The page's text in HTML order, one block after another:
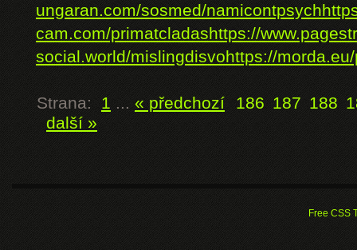
ungaran.com/sosmed/namicontpsych
cam.com/primatcladashttps://
social.world/mislingdisvohttps://
Strana: 1 ... « předchozí 186 187 188
další »
Free CSS